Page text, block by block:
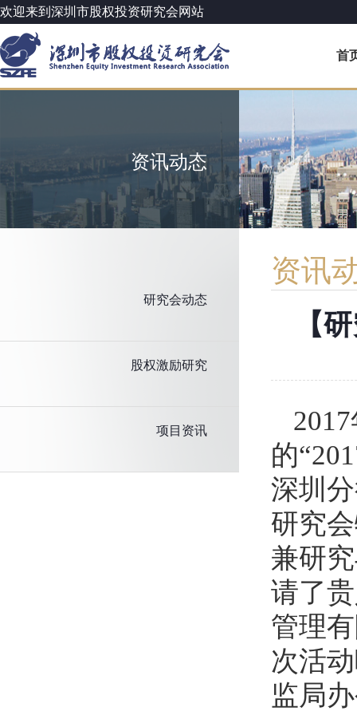
欢迎来到深圳市股权投资研究会网站
首
资讯动态
研究会动态
股权激励研究
项目资讯
资讯
【
的
深圳
研究
兼研
请了
管理
次活
监局